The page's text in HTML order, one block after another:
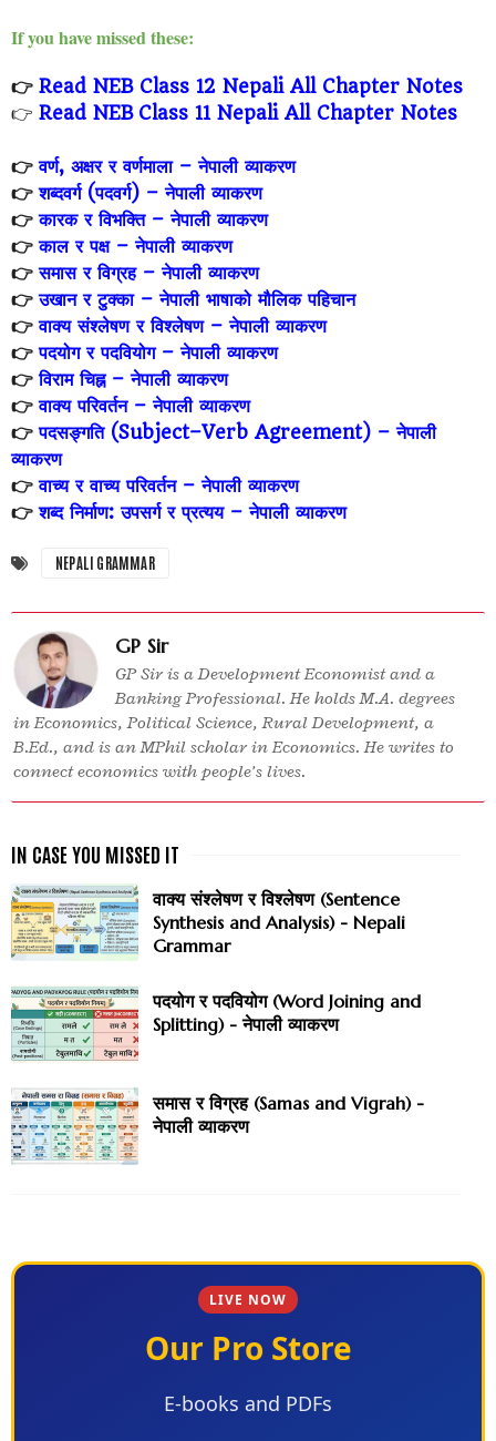
If you have missed these:
👉 Read NEB Class 12 Nepali All Chapter Notes
👉 Read NEB Class 11 Nepali All Chapter Notes
👉वर्ण, अक्षर र वर्णमाला – नेपाली व्याकरण
👉शब्दवर्ग (पदवर्ग) – नेपाली व्याकरण
👉कारक र विभक्ति – नेपाली व्याकरण
👉काल र पक्ष – नेपाली व्याकरण
👉समास र विग्रह – नेपाली व्याकरण
👉उखान र टुक्का – नेपाली भाषाको मौलिक पहिचान
👉वाक्य संश्लेषण र विश्लेषण – नेपाली व्याकरण
👉पदयोग र पदवियोग – नेपाली व्याकरण
👉विराम चिह्न – नेपाली व्याकरण
👉वाक्य परिवर्तन – नेपाली व्याकरण
👉पदसङ्गति (Subject–Verb Agreement) – नेपाली
व्याकरण
👉वाच्य र वाच्य परिवर्तन – नेपाली व्याकरण
👉शब्द निर्माण: उपसर्ग र प्रत्यय – नेपाली व्याकरण
NEPALI GRAMMAR
GP Sir
GP Sir is a Development Economist and a
Banking Professional. He holds M.A. degrees
in Economics, Political Science, Rural Development, a
B.Ed., and is an MPhil scholar in Economics. He writes to
connect economics with people’s lives.
वाक्य संश्लेषण र विश्लेषण (Sentence
Synthesis and Analysis) - Nepali
Grammar
पदयोग र पदवियोग (Word Joining and
Splitting) - नेपाली व्याकरण
समास र विग्रह (Samas and Vigrah) -
नेपाली व्याकरण
LIVE NOW
Our Pro Store
E-books and PDFs